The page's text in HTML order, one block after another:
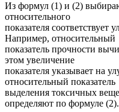
Из формул (1) и (2)
относительного
показателя
Например, относительный
показатель прочности
этом увеличение
показателя указывает на
относительный показатель
выделения токсичных
определяют по формуле (2).